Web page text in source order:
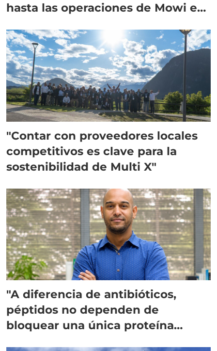
hasta las operaciones de Mowi en
"Contar con proveedores locales
competitivos es clave para la
sostenibilidad de Multi X"
"A diferencia de antibióticos,
péptidos no dependen de
bloquear una única proteína